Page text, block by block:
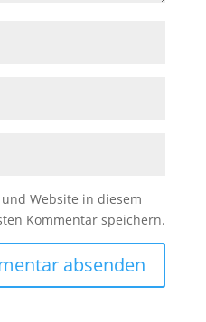
Website in diesem
Kommentar speichern.